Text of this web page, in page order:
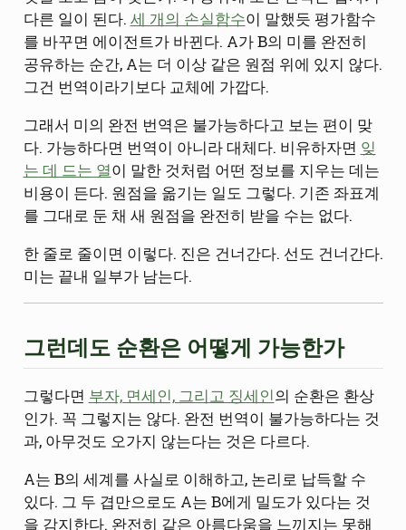
다른 일이 된다. 세 개의 손실함수이 말했듯 평가함수
를 바꾸면 에이전트가 바뀐다. A가 B의 미를 완전히
공유하는 순간, A는 더 이상 같은 원점 위에 있지 않다.
그건 번역이라기보다 교체에 가깝다.
그래서 미의 완전 번역은 불가능하다고 보는 편이 맞
다. 가능하다면 번역이 아니라 대체다. 비유하자면 잊
는 데 드는 열이 말한 것처럼 어떤 정보를 지우는 데는
비용이 든다. 원점을 옮기는 일도 그렇다. 기존 좌표계
를 그대로 둔 채 새 원점을 완전히 받을 수는 없다.
한 줄로 줄이면 이렇다. 진은 건너간다. 선도 건너간다.
미는 끝내 일부가 남는다.
그런데도 순환은 어떻게 가능한가
그렇다면 부자, 면세인, 그리고 징세인의 순환은 환상
인가. 꼭 그렇지는 않다. 완전 번역이 불가능하다는 것
과, 아무것도 오가지 않는다는 것은 다르다.
A는 B의 세계를 사실로 이해하고, 논리로 납득할 수
있다. 그 두 겹만으로도 A는 B에게 밀도가 있다는 것
을 감지한다. 완전히 같은 아름다움을 느끼지는 못해